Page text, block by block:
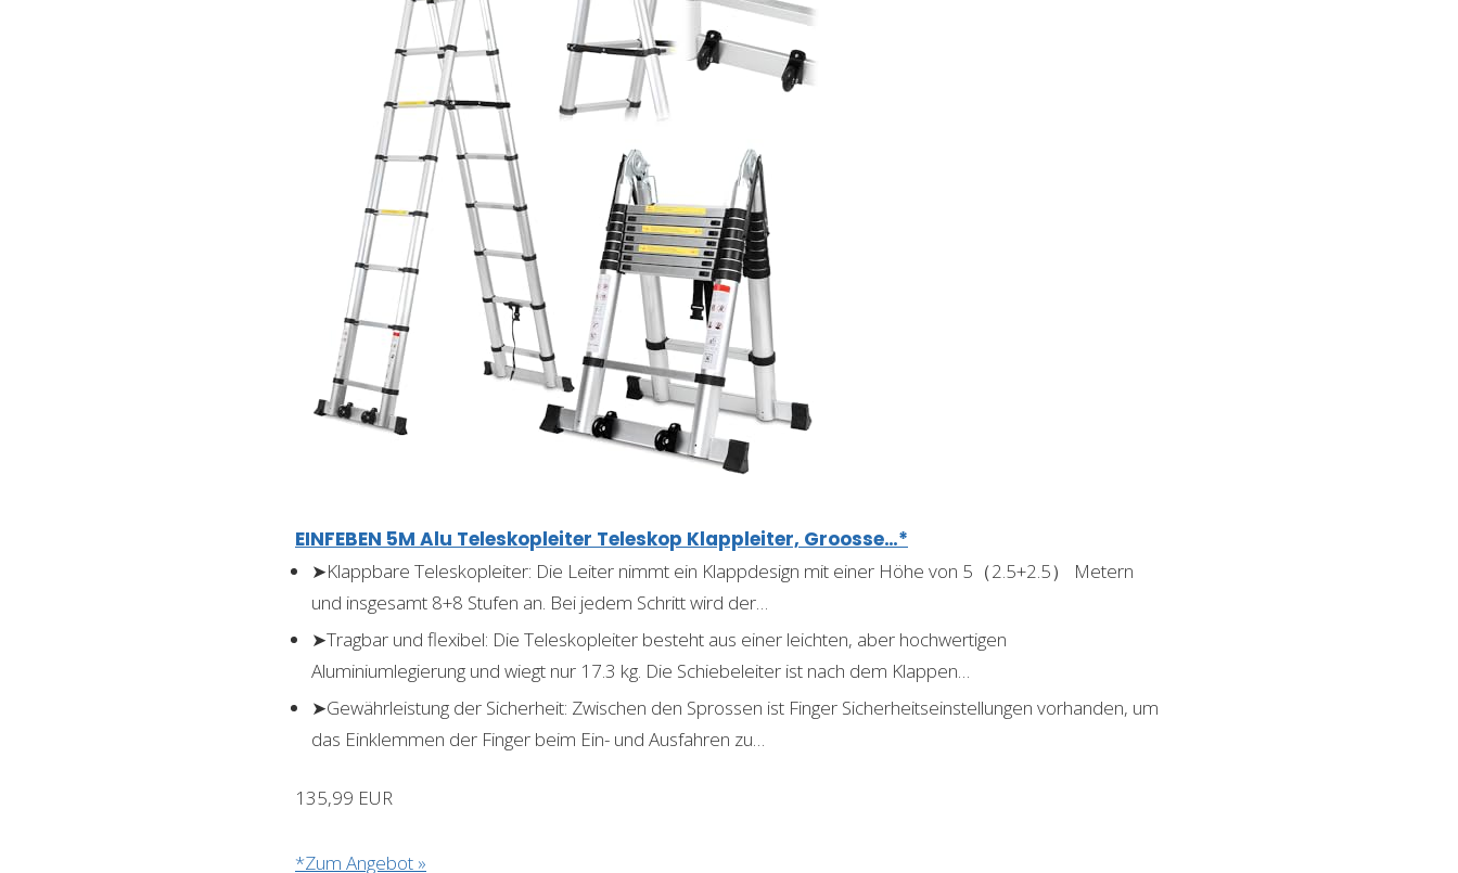
EINFEBEN 5M Alu Teleskopleiter Teleskop Klappleiter, Groosse…*
➤Klappbare Teleskopleiter: Die Leiter nimmt ein Klappdesign mit einer Höhe von 5（2.5+2.5） Metern
und insgesamt 8+8 Stufen an. Bei jedem Schritt wird der…
➤Tragbar und flexibel: Die Teleskopleiter besteht aus einer leichten, aber hochwertigen
Aluminiumlegierung und wiegt nur 17.3 kg. Die Schiebeleiter ist nach dem Klappen…
➤Gewährleistung der Sicherheit: Zwischen den Sprossen ist Finger Sicherheitseinstellungen vorhanden, um
das Einklemmen der Finger beim Ein- und Ausfahren zu…
135,99 EUR
*Zum Angebot »